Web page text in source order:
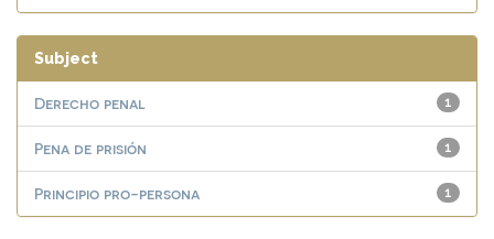
Subject
1
Derecho penal
1
Pena de prisión
1
Principio pro-persona